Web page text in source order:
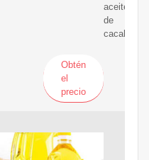
aceite
de
cacahuete.
Obtén
el
precio